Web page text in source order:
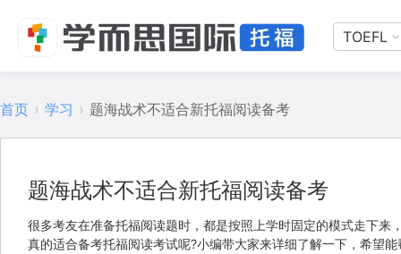
TOEFL
首页 › 学习 › 题海战术不适合新托福阅读备考
题海战术不适合新托福阅读备考
很多考友在准备托福阅读题时，都是按照上学时固定的模式走下
真的适合备考托福阅读考试呢?小编带大家来详细了解一下，希望